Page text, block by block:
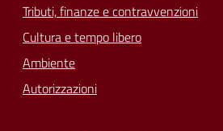
Tributi, finanze e contravvenzioni
Cultura e tempo libero
Ambiente
Autorizzazioni